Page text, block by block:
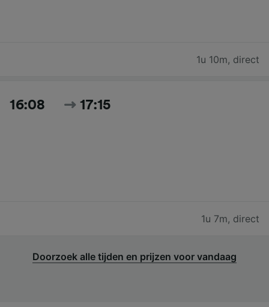
1u 10m, direct
16:08 17:15
1u 7m, direct
Doorzoek alle tijden en prijzen voor vandaag